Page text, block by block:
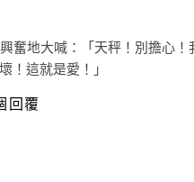
奮地大喊：「天秤！別擔心！
！這就是愛！」
回覆